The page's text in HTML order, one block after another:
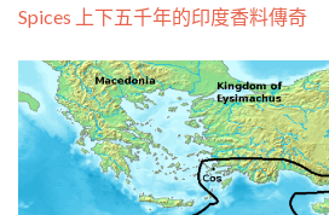
Spices 上下五千年的印度香料傳奇